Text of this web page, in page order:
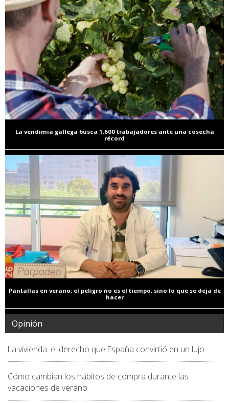
La vendimia gallega busca 1.600 trabajadores ante una cosecha
récord
Pantallas en verano: el peligro no es el tiempo, sino lo que se deja de
hacer
Opinión
La vivienda: el derecho que España convirtió en un lujo
Cómo cambian los hábitos de compra durante las
vacaciones de verano